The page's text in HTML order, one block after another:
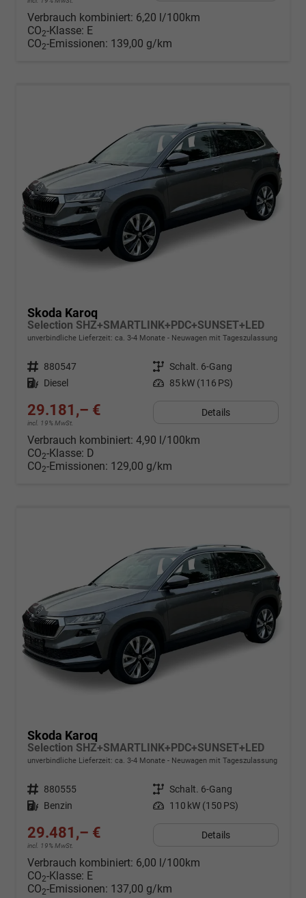
Verbrauch kombiniert: 6,20 l/100km
CO2-Klasse: E
CO2-Emissionen: 139,00 g/km
Skoda Karoq
Selection SHZ+SMARTLINK+PDC+SUNSET+LED
unverbindliche Lieferzeit: ca. 3-4 Monate Neuwagen mit Tageszulassung
Fahrzeugnr. 880547 Getriebe Schalt. 6-Gang
Kraftstoff Diesel Leistung 85 kW (116 PS)
29.181,– €
incl. 19% MwSt.
Details
Verbrauch kombiniert: 4,90 l/100km
CO2-Klasse: D
CO2-Emissionen: 129,00 g/km
Skoda Karoq
Selection SHZ+SMARTLINK+PDC+SUNSET+LED
unverbindliche Lieferzeit: ca. 3-4 Monate Neuwagen mit Tageszulassung
Fahrzeugnr. 880555 Getriebe Schalt. 6-Gang
Kraftstoff Benzin Leistung 110 kW (150 PS)
29.481,– €
incl. 19% MwSt.
Details
Verbrauch kombiniert: 6,00 l/100km
CO2-Klasse: E
CO2-Emissionen: 137,00 g/km